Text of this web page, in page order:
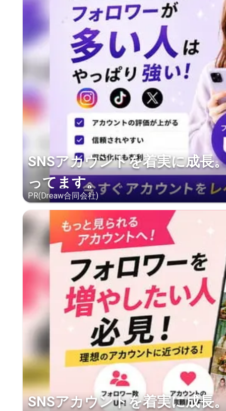
SNSアカウントを着実に成長
ってます。
PR(Dreaw合同会社)
SNSアカウントを着実に成長